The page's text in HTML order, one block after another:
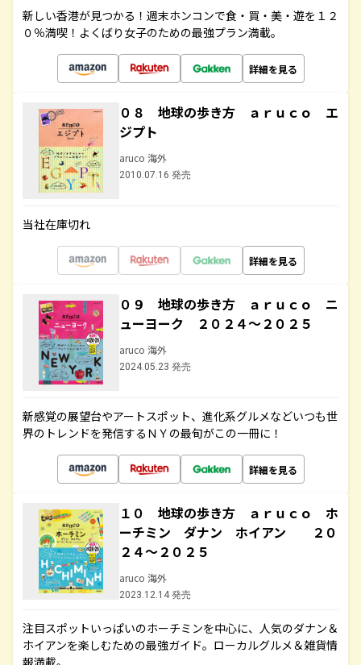
新しい香港が見つかる！週末ホンコンで食・買・美・遊を１２
０％満喫！よくばり女子のための最強プラン満載。
詳細を見る
０８ 地球の歩き方 ａｒｕｃｏ エ
ジプト
aruco 海外
2010.07.16 発売
当社在庫切れ
詳細を見る
０９ 地球の歩き方 ａｒｕｃｏ ニ
ューヨーク ２０２４～２０２５
aruco 海外
2024.05.23 発売
新感覚の展望台やアートスポット、進化系グルメなどいつも世
界のトレンドを発信するＮＹの最旬がこの一冊に！
詳細を見る
１０ 地球の歩き方 ａｒｕｃｏ ホ
ーチミン ダナン ホイアン ２０
２４～２０２５
aruco 海外
2023.12.14 発売
注目スポットいっぱいのホーチミンを中心に、人気のダナン＆
ホイアンを楽しむための最強ガイド。ローカルグルメ＆雑貨情
報満載。